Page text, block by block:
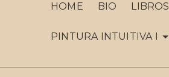
HOME BIO LIBROS
PINTURA INTUITIVA I